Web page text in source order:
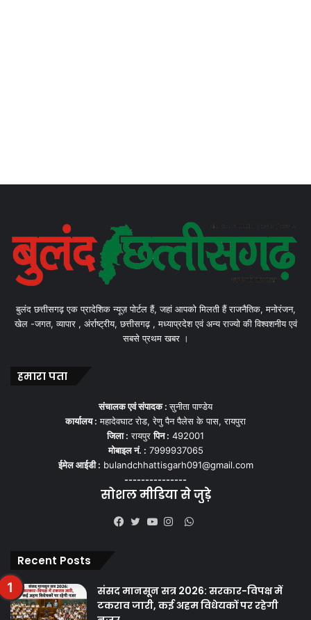
बुलंद छत्तीसगढ़ एक प्रादेशिक न्यूज़ पोर्टल हैं, जहां आपको मिलती हैं राजनैतिक, मनोरंजन,
खेल -जगत, व्यापार , अंर्राष्ट्रीय, छत्तीसगढ़ , मध्याप्रदेश एवं अन्य राज्यो की विश्वशनीय एवं
सबसे प्रथम खबर ।
हमारा पता
संचालक एवं संपादक :सुनीता पाण्डेय
कार्यालय : महादेवघाट रोड, रेणु पैन पैलेस के पास, रायपुरा
जिला : रायपुरपिन : 492001
मोबाइल नं. : 7999937065
ईमेल आईडी : bulandchhattisgarh091@gmail.com
---------------
सोशल मीडिया से जुड़े
WhatsApp
Recent Posts
संसद मानसून सत्र 2026: सरकार-विपक्ष में
टकराव जारी, कई अहम विधेयकों पर रहेगी